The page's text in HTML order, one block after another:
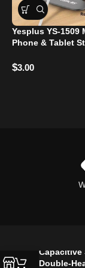
Yesplus YS-1509
Phone & Tablet
$3.00
Capacitive
Double-